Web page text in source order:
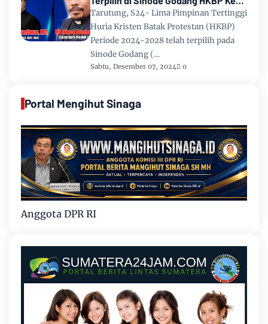
67 Tahun 2024
Tarutung, S24- Lima Pimpinan Tertinggi
Huria Kristen Batak Protestan (HKBP)
Periode 2024-2028 telah terpilih pada
Sinode Godang (…
Sabtu, Desember 07, 2024 0
Portal Mengihut Sinaga
Anggota DPR RI